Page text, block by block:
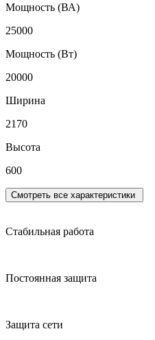
Мощность (ВА)
25000
Мощность (Вт)
20000
Ширина
2170
Высота
600
Смотреть все характеристики
Стабильная работа
Постоянная защита
Защита сети